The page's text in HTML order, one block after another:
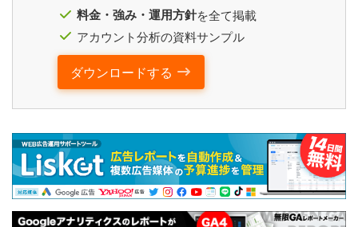
料金・強み・運用方針を全て掲載
アカウント分析の資料サンプル
ダウンロードする